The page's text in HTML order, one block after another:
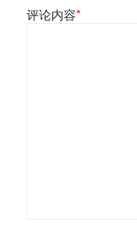
评论内容*